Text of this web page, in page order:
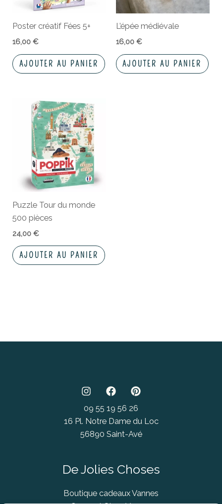
Poster créatif Fées 5+
16,00€
AJOUTER AU PANIER
L’épée médiévale
16,00 €
AJOUTER AU PANIER
Puzzle Tour du monde
500 pièces
24,00€
AJOUTER AU PANIER
09 55 19 56 26
16 Pl. Notre Dame du Loc
56890 Saint-Avé
De Jolies Choses
Boutique cadeaux Vannes